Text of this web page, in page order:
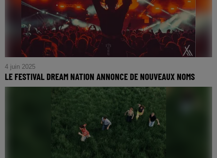
4 juin 2025
LE FESTIVAL DREAM NATION ANNONCE DE NOUVEAUX NOMS